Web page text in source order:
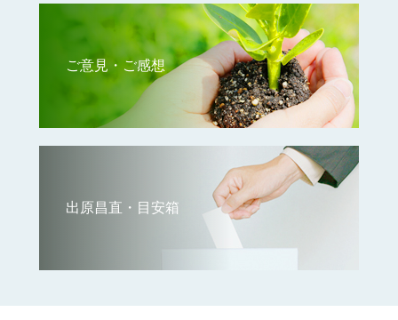
ご意見・ご感想
出原昌直・目安箱